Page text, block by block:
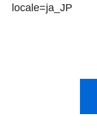
locale=ja_JP